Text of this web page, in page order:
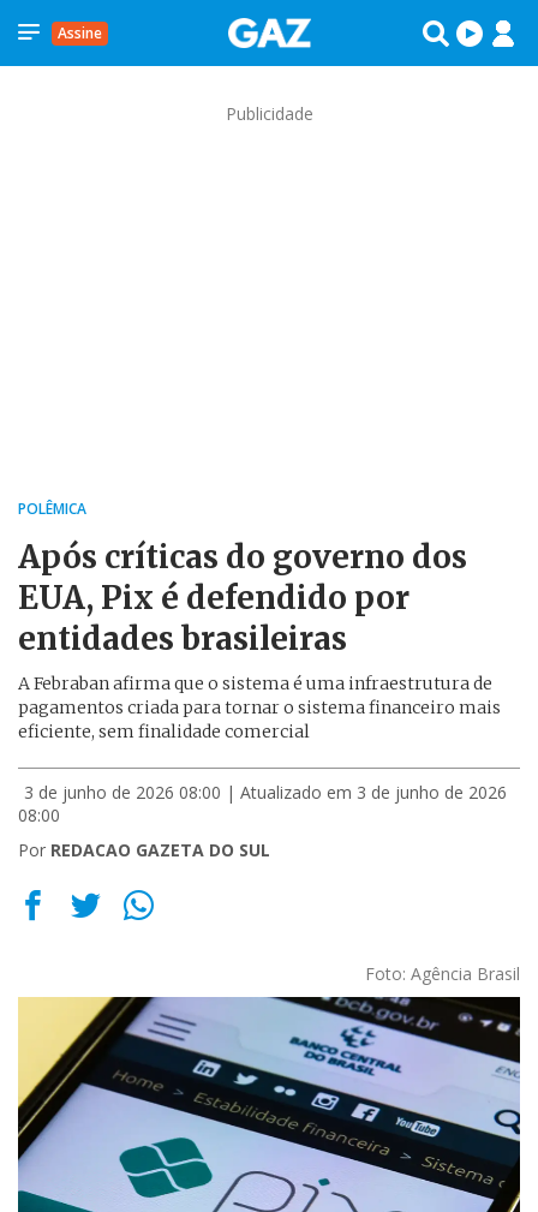
Assine
Publicidade
POLÊMICA
Após críticas do governo dos
EUA, Pix é defendido por
entidades brasileiras
A Febraban afirma que o sistema é uma infraestrutura de
pagamentos criada para tornar o sistema financeiro mais
eficiente, sem finalidade comercial
3 de junho de 2026 08:00 | Atualizado em 3 de junho de 2026
08:00
Por REDACAO GAZETA DO SUL
Foto: Agência Brasil